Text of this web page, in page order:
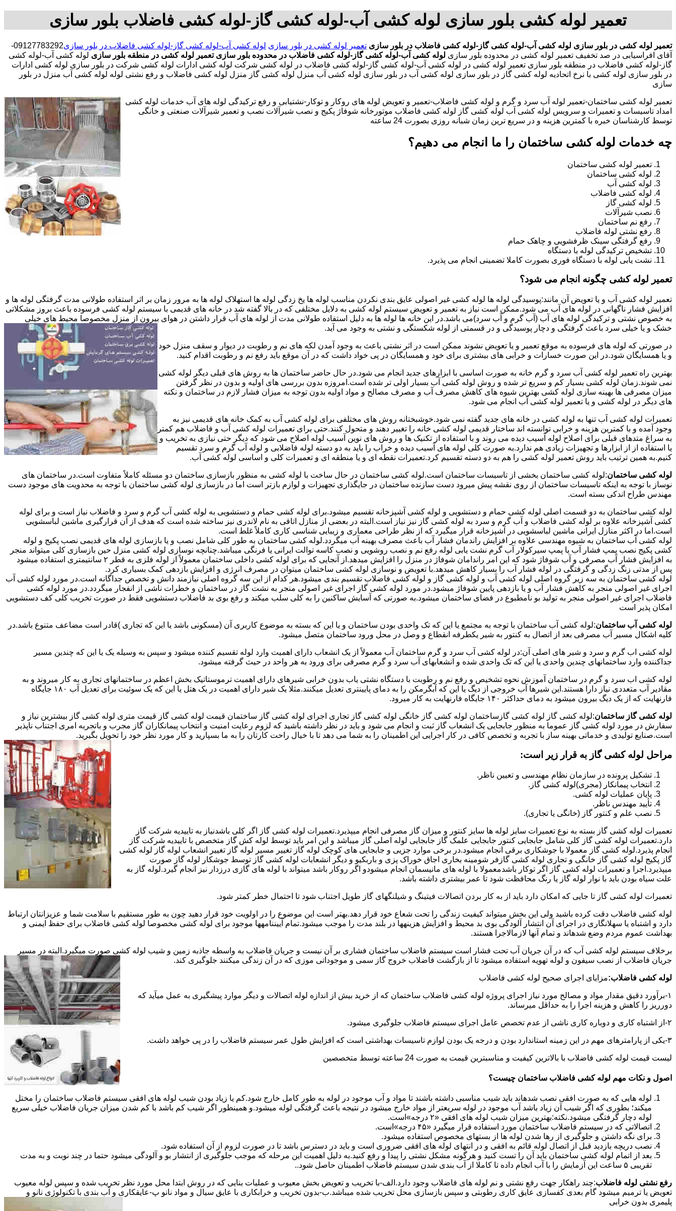
تعمیر لوله کشی بلور سازی لوله کشی آب-لوله کشی گاز-لوله کشی فاضلاب بلور سازی
تعمیر لوله کشی در بلور سازی لوله کشی آب-لوله کشی گاز-لوله کشی فاضلاب در بلور سازی تعمیر لوله کشی در بلور سازی لوله کشی آب-لوله کشی گاز-لوله کشی فاضلاب در بلور سازی
09127783292-
آقای افراسیابی در صد تخفیف تعمیر لوله کشی در محدوده بلور سازی لوله کشی آب-لوله کشی گاز-لوله کشی فاضلاب در محدوده بلور سازی تعمیر لوله کشی در منطقه بلور سازی لوله کشی آب-لوله کشی
گاز-لوله کشی فاضلاب در منطقه بلور سازی تعمیر لوله کشی در لوله کشی آب-لوله کشی گاز-لوله کشی فاضلاب در لوله کشی شرکت لوله کشی ادارات لوله کشی شرکت در بلور سازی لوله کشی ادارات
در بلور سازی لوله کشی با نرخ اتحادیه لوله کشی گاز در بلور سازی لوله کشی آب در بلور سازی لوله کشی آب منزل لوله کشی گاز منزل لوله کشی فاضلاب و رفع نشتی لوله لوله کشی آب منزل در بلور
سازی
تعمیر لوله کشی ساختمان-تعمیر لوله آب سرد و گرم و لوله کشی فاضلاب-تعمیر و تعویض لوله های روکار و توکار-نشتیابی و رفع ترکیدگی لوله های آب خدمات لوله کشی
امداد تاسیسات و تعمیرات و سرویس لوله کشی آب لوله کشی گاز لوله کشی فاضلاب موتورخانه شوفاژ پکیج و نصب شیرآلات نصب و تعمیر شیرآلات صنعتی و خانگی
توسط کارشناسان خبره با کمترین هزینه و در سریع ترین زمان شبانه روزی بصورت 24 ساعته
چه خدمات لوله کشی ساختمان را ما انجام می دهیم؟
تعمیر لوله کشی ساختمان
لوله کشی ساختمان
لوله کشی آب
لوله کشی فاضلاب
لوله کشی گاز
نصب شیرآلات
رفع نم ساختمان
رفع نشتی لوله فاضلاب
رفع گرفتگی سینک ظرفشویی و چاهک حمام
تشخیص ترکیدگی لوله با دستگاه
نشت یابی لوله با دستگاه فوری بصورت کاملا تضمینی انجام می پذیرد.
تعمیر لوله کشی چگونه انجام می شود؟
تعمیر لوله کشی آب و یا تعویض آن مانند:پوسیدگی لوله ها لوله کشی غیر اصولی عایق بندی نکردن مناسب لوله ها یخ زدگی لوله ها استهلاک لوله ها به مرور زمان بر اثر استفاده طولانی مدت گرفتگی لوله ها و
افزایش فشار ناگهانی در لوله های آب می شود.ممکن است نیاز به تعمیر و تعویض سیستم لوله کشی به دلایل مختلفی که در بالا گفته شد در خانه های قدیمی با سیستم لوله کشی فرسوده باعث بروز مشکلاتی
به خصوص نشتی و ترکیدگی لوله های آب (آب گرم و آب سرد)می باشد.در این خانه ها لوله ها به دلیل استفاده طولانی مدت از لوله های آب قرار داشتن در هوای بیرون از منزل مخصوصا محیط های خیلی
خشک و یا خیلی سرد باعث گرفتگی و دچار پوسیدگی و در قسمتی از لوله شکستگی و نشتی به وجود می آید.
در صورتی که لوله های فرسوده به موقع تعمیر و یا تعویض نشوند ممکن است در اثر نشتی باعث به وجود آمدن لکه های نم و رطوبت در دیوار و سقف منزل خود
و یا همسایگان شود.در این صورت خسارات و خرابی های بیشتری برای خود و همسایگان در پی خواد داشت که در آن موقع باید رفع نم و رطوبت اقدام کنید.
بهترین راه تعمیر لوله کشی آب سرد و گرم خانه به صورت اساسی با ابزارهای جدید انجام می شود.در حال حاضر ساختمان ها به روش های قبلی دیگر لوله کشی
نمی شوند.زمان لوله کشی بسیار کم و سریع تر شده و روش لوله کشی آب بسیار اولی تر شده است.امروزه بدون بررسی های اولیه و بدون در نظر گرفتن
میزان مصرفی ها بهینه سازی لوله کشی بهترین شیوه های کاهش مصرف آب و مصرف مصالح و مواد اولیه بدون توجه به میزان فشار لازم در ساختمان و نکته
های دیگر در لوله کشی و یا تعمیر لوله کشی آب انجام می شود.
تعمیرات لوله کشی آب تنها به لوله کشی در خانه های جدید گفته نمی شود.خوشبختانه روش های مختلفی برای لوله کشی آب به کمک خانه های قدیمی نیز به
وجود آمده و با کمترین هزینه و خرابی توانسته اند ساختار قدیمی لوله کشی خانه را تغییر دهند و متحول کنند.حتی برای تعمیرات لوله کشی آب و فاضلاب هم کمتر
به سراغ متدهای قبلی برای اصلاح لوله آسیب دیده می روند و با استفاده از تکنیک ها و روش های نوین آسیب لوله اصلاح می شود که دیگر حتی نیازی به تخریب و
یا استفاده از از ابزارها و تجهیزات زیادی هم ندارد.به صورت کلی لوله های آسیب دیده و خراب را باید به دو دسته لوله فاضلابی و لوله آب گرم و سرد تقسیم
کنیم.به همین ترتیب باید روش تعمیر لوله کشی را هم به دو دسته تقسیم کرد.تعمیرات نقطه ای و یا منطقه ای و تعمیرات کلی و اساسی لوله کشی آب.
لوله کشی ساختمان:لوله کشی ساختمان بخشی از تاسیسات ساختمان است.لوله کشی ساختمان در حال ساخت با لوله کشی به منظور بازسازی ساختمان دو مسئله کاملاً متفاوت است.در ساختمان های
نوساز با توجه به اینکه تاسیسات ساختمان از روی نقشه پیش میرود دست سازنده ساختمان در جایگذاری تجهیزات و لوازم بازتر است اما در بازسازی لوله کشی ساختمان با توجه به محدویت های موجود دست
مهندس طراح اندکی بسته است.
لوله کشی ساختمان به دو قسمت اصلی لوله کشی حمام و دستشویی و لوله کشی آشپزخانه تقسیم میشود.برای لوله کشی حمام و دستشویی به لوله کشی آب گرم و سرد و فاضلاب نیاز است و برای لوله
کشی آشپزخانه علاوه بر لوله کشی فاضلاب و آب گرم و سرد به لوله کشی گاز نیز نیاز است.البته در بعضی از منازل اتاقی به نام لاندری نیز ساخته شده است که هدف از آن قرارگیری ماشین لباسشویی
است.اما در اکثر منازل ایرانی ماشین لباسشویی در آشپزخانه قرار میگیرد که از نظر طراحی معماری و زیبایی شناسی کاری کاملاً غلط است.
لوله کشی آب ساختمان به شیوه مهندسی علاوه بر افزایش راندمان فشار آب باعث مصرف بهینه آب میگردد.لوله کشی ساختمان به طور کلی شامل نصب و یا بازسازی لوله های قدیمی نصب پکیج و لوله
کشی پکیج نصب پمپ فشار آب یا پمپ سیرکولار آب گرم نشت یابی لوله رفع نم و نصب روشویی و نصب کاسه توالت ایرانی یا فرنگی میباشد.چنانچه نوسازی لوله کشی منزل حین بازسازی کلی میتواند منجر
به افزایش فشار آب مصرفی و آب شوفاژ شود که این امر راندامان شوفاژ در منزل را افزایش میدهد.از آنجایی که برای لوله کشی داخلی ساختمان معمولاً از لوله فلزی به قطر ۲ سانتیمتری استفاده میشود
پس از مدتی زنگ زدگی و گرفتگی در لوله فشار آب را بسیار کاهش میدهد.با تعویض و نوسازی لوله کشی ساختمان میتوان در مصرف انرژی و افزایش بازدهی کمک بسیاری کرد.
لوله کشی ساختمان به سه زیر گروه اصلی لوله کشی آب و لوله کشی گاز و لوله کشی فاضلاب تقسیم بندی میشود.هر کدام از این سه گروه اصلی نیازمند دانش و تخصص جداگانه است.در مورد لوله کشی آب
اجرای غیر اصولی منجر به کاهش فشار آب و یا بازدهی پایین شوفاژ میشود.در مورد لوله کشی گاز اجرای غیر اصولی منجر به نشت گاز در ساختمان و خطرات ناشی از انفجار میگردد.در مورد لوله کشی
فاضلاب اجرای غیر اصولی منجر به تولید بو نامطبوع در فضای ساختمان میشود.به صورتی که آسایش ساکنین را به کلی سلب میکند و رفع بوی بد فاضلاب دستشویی فقط در صورت تخریب کلی کف دستشویی
امکان پذیر است
لوله کشی آب ساختمان:لوله کشی آب ساختمان با توجه به مجتمع یا این که تک واحدی بودن ساختمان و یا این که بسته به موضوع کاربری آن (مسکونی باشد یا این که تجاری )قادر است مضاعف متنوع باشد.در
کلیه اشکال مسیر آب مصرفی بعد از اتصال به کنتور به شیر یکطرفه انقطاع و وصل در محل ورود ساختمان متصل میشود.
لوله کشی اب گرم و سرد و شیر های اصلی آن:در لوله کشی آب سرد و گرم ساختمان آب معمولاً از یک انشعاب دارای اهمیت وارد لوله تقسیم کننده میشود و سپس به وسیله یک یا این که چندین مسیر
جداکننده وارد ساختمانهای چندین واحدی یا این که تک واحدی شده و انشعابهای آب سرد و گرم مصرفی برای ورود به هر واحد در حیث گرفته میشود.
لوله کشی اب سرد و گرم در ساختمان آموزش نحوه تشخیص و رفع نم و رطوبت با دستگاه نشتی یاب بدون خرابی شیرهای دارای اهمیت ترموستاتیک بخش اعظم در ساختمانهای تجاری به کار میروند و به
مقادیر آب متعددی نیاز دارا هستند.این شیرها آب خروجی از دیگ یا این که آبگرمکن را به دمای پایینتری تعدیل میکنند.مثلا یک شیر دارای اهمیت در یک هتل یا این که یک سوئیت برای تعدیل آب ۱۸۰ جایگاه
فارنهایت که از یک دیگ بیرون میشود به دمای حداکثر ۱۴۰ جایگاه فارنهایت به کار میرود.
لوله کشی گاز ساختمان:لوله کشی گاز لوله کشی گازساختمان لوله کشی گاز خانگی لوله کشی گاز تجاری اجرای لوله کشی گاز ساختمان قیمت لوله کشی گاز قیمت متری لوله کشی گاز بیشترین نیاز و
سفارش در مورد لوله کشی گاز عموما به منظور جابجایی یک انشعاب گاز ثبت و انجام می شود و باید در نظر داشته باشید که لزوم رعایت امنیت و انتخاب پیمانکاران گاز مجرب و باتجربه امری اجتناب ناپذیر
است.صنایع تولیدی و خدماتی بهینه ساز با تجربه و تخصص کافی در کار اجرایی این اطمینان را به شما می دهد تا با خیال راحت کارتان را به ما بسپارید و کار مورد نظر خود را تحویل بگیرید.
مراحل لوله کشی گاز به قرار زیر است:
تشکیل پرونده در سازمان نظام مهندسی و تعیین ناظر.
انتخاب پیمانکار (مجری)لوله کشی گاز.
پایان عملیات لوله کشی.
تأیید مهندس ناظر.
نصب علم و کنتور گاز (خانگی یا تجاری).
تعمیرات لوله کشی گاز بسته به نوع تعمیرات سایز لوله ها سایز کنتور و میزان گاز مصرفی انجام میپذیرد.تعمیرات لوله کشی گاز اگر کلی باشدنیاز به تاییدیه شرکت گاز
دارد.تعمیرات لوله کشی گاز کلی شامل جابجایی کنتور جابجایی علمک گاز جابجایی لوله اصلی گاز میباشد و این امر باید توسط لوله کش گاز متخصص با تاییدیه شرکت گاز
انجام پذیرد.لوله کشی گاز معمولا با جوشکاری برقی انجام میشود.در برخی موارد جزیی و جابجایی های کوچک لوله گاز تغییر مسیر لوله گاز تغییر انشعاب لوله گاز لوله کشی
گاز پکیج لوله کشی گاز خانگی و تجاری لوله کشی گازفر شومینه بخاری اجاق خوراک پزی و باربکیو و دیگر انشعابات لوله کشی گاز توسط جوشکار لوله گاز صورت
میپذیرد.اجرا و تعمیرات لوله کشی گاز اگر توکار باشدمعمولا با لوله های مانیسمان انجام میشودو اگر روکار باشد میتواند با لوله های گازی درزدار نیز انجام گیرد.لوله گاز به
علت سیاه بودن باید با نوار لوله گاز یا رنگ محافظت شود تا عمر بیشتری داشته باشد.
تعمیرات لوله کشی گاز تا جایی که امکان دارد باید از به کار بردن اتصالات فیتینگ و شیلنگهای گاز طویل اجتناب شود تا احتمال خطر کمتر شود.
لوله کشی فاضلاب دقت کرده باشید ولی این بخش میتواند کیفیت زندگی را تحت شعاع خود قرار دهد.بهتر است این موضوع را در اولویت خود قرار دهید چون به طور مستقیم با سلامت شما و عزیزانتان ارتباط
دارد و اشتباه یا سهلانگاری در اجرای آن انتشار آلودگی بوی بد محیط و افزایش هزینهها در بلند مدت را موجب میشود.تمام آییننامهها موجود برای لوله کشی مخصوصا لوله کشی فاضلاب برای حفظ ایمنی و
بهداشت عموم مردم وضع شدهاند و تمام آنها لازمالاجرا هستند.
برخلاف سیستم لوله کشی آب که در آن جریان آب تحت فشار است سیستم فاضلاب ساختمان فشاری بر آن نیست و جریان فاضلاب به واسطه جاذبه زمین و شیب لوله کشی صورت میگیرد.البته در مسیر
جریان فاضلاب از نصب سیفون و لوله تهویه استفاده میشود تا از بازگشت فاضلاب خروج گاز سمی و موجوداتی موزی که در آن زندگی میکنند جلوگیری کند.
لوله کشی فاضلاب:مزایای اجرای صحیح لوله کشی فاضلاب
۱-برآورد دقیق مقدار مواد و مصالح مورد نیاز اجرای پروژه لوله کشی فاضلاب ساختمان که از خرید بیش از اندازه لوله اتصالات و دیگر موارد پیشگیری به عمل میآید که
دورریز را کاهش و هزینه اجرا را به حداقل میرساند.
۲-از اشتباه کاری و دوباره کاری ناشی از عدم تخصص عامل اجرای سیستم فاضلاب جلوگیری میشود.
۳-یکی از پارامترهای مهم در این زمینه استاندارد بودن و درجه یک بودن لوازم تاسیسات بهداشتی است که افزایش طول عمر سیستم فاضلاب را در پی خواهد داشت.
لیست قیمت لوله کشی فاضلاب با بالاترین کیفیت و مناسبترین قیمت به صورت 24 ساعته توسط متخصصین
اصول و نکات مهم لوله کشی فاضلاب ساختمان چیست؟
لوله هایی که به صورت افقی نصب شدهاند باید شیب مناسبی داشته باشند تا مواد و آب موجود در لوله به طور کامل خارج شود.کم یا زیاد بودن شیب لوله های افقی سیستم فاضلاب ساختمان را مختل
میکند؛ بطوری که اگر شیب آن زیاد باشد آب موجود در لوله سریعتر از مواد خارج میشود در نتیجه باعث گرفتگی لوله میشود.و همینطور اگر شیب کم باشد با کم شدن میزان جریان فاضلاب خیلی سریع
لوله دچار گرفتگی میشود.نکته:بهترین میزان شیب لوله های افقی «۲ درجه»است.
اتصالاتی که در سیستم فاضلاب ساختمان مورد استفاده قرار میگیرد «۴۵ درجه»است.
برای نگه داشتن و جلوگیری از رها شدن لوله ها از بستهای مخصوص استفاده میشود.
نصب دریچه بازدید قبل از اتصال لوله قائم به افقی و در انتهای لوله های افقی ضروری است و باید در دسترس باشد تا در صورت لزوم از آن استفاده شود.
بعد از اتمام لوله کشی ساختمان باید آن را تست کنید و هرگونه مشکل نشتی را پیدا و رفع کنید.به دلیل اهمیت این مرحله که موجب جلوگیری از انتشار بو و آلودگی میشود حتما در چند نوبت و به مدت
تقریبی ۵ ساعت این آزمایش را با آب انجام داده تا کاملا از آب بندی شدن سیستم فاضلاب اطمینان حاصل شود..
رفع نشتی لوله فاضلاب:چند راهکار جهت رفع نشتی و نم لوله های فاضلاب وجود دارد.الف-با تخریب و تعویض بخش معیوب و عملیات بنایی که در روش ابتدا محل مورد نظر تخریب شده و سپس لوله معیوب
تعویض یا ترمیم میشود گام بعدی کفسازی عایق کاری رطوبتی و سپس بازسازی محل تخریب شده میباشد.ب-بدون تخریب و خرابکاری با عایق سیال و مواد نانو پ-عایقکاری و آب بندی با تکنولوژی نانو و
پلیمری بدون خرابی